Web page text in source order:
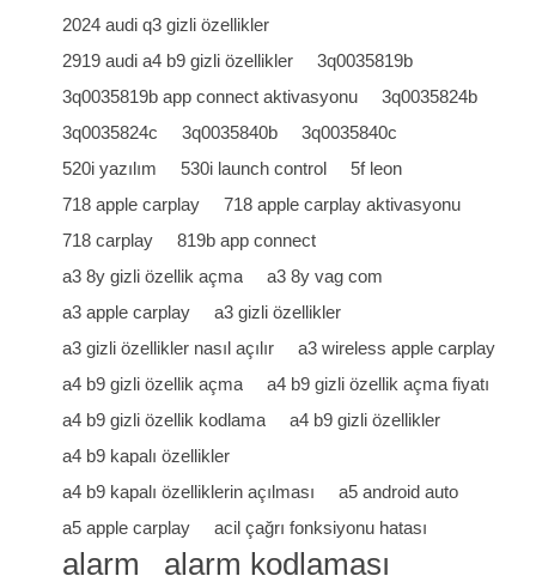
2024 audi q3 gizli özellikler
2919 audi a4 b9 gizli özellikler
3q0035819b
3q0035819b app connect aktivasyonu
3q0035824b
3q0035824c
3q0035840b
3q0035840c
520i yazılım
530i launch control
5f leon
718 apple carplay
718 apple carplay aktivasyonu
718 carplay
819b app connect
a3 8y gizli özellik açma
a3 8y vag com
a3 apple carplay
a3 gizli özellikler
a3 gizli özellikler nasıl açılır
a3 wireless apple carplay
a4 b9 gizli özellik açma
a4 b9 gizli özellik açma fiyatı
a4 b9 gizli özellik kodlama
a4 b9 gizli özellikler
a4 b9 kapalı özellikler
a4 b9 kapalı özelliklerin açılması
a5 android auto
a5 apple carplay
acil çağrı fonksiyonu hatası
alarm alarm kodlaması